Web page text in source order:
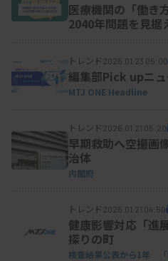
医療機関の「働き
2040年問題を見据
トレンド 2026.01.23 05:00
編集部Pick upニュ
MTJ ONE Headline
トレンド 2026.01.21 05:20
早期救助へ空撮画
治体
内閣府
トレンド 2026.01.21 04:50
健康影響対応「進
探りの町
検査結果公表から1年 「